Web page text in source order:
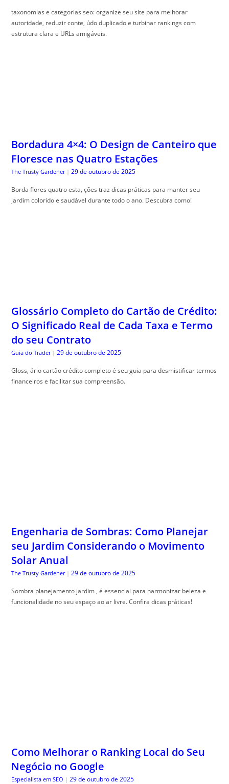
taxonomias e categorias seo: organize seu site para melhorar
autoridade, reduzir conte, údo duplicado e turbinar rankings com
estrutura clara e URLs amigáveis.
Bordadura 4×4: O Design de Canteiro que
Floresce nas Quatro Estações
The Trusty Gardener | 29 de outubro de 2025
Borda flores quatro esta, ções traz dicas práticas para manter seu
jardim colorido e saudável durante todo o ano. Descubra como!
Glossário Completo do Cartão de Crédito:
O Significado Real de Cada Taxa e Termo
do seu Contrato
Guia do Trader | 29 de outubro de 2025
Gloss, ário cartão crédito completo é seu guia para desmistificar termos
financeiros e facilitar sua compreensão.
Engenharia de Sombras: Como Planejar
seu Jardim Considerando o Movimento
Solar Anual
The Trusty Gardener | 29 de outubro de 2025
Sombra planejamento jardim , é essencial para harmonizar beleza e
funcionalidade no seu espaço ao ar livre. Confira dicas práticas!
Como Melhorar o Ranking Local do Seu
Negócio no Google
Especialista em SEO | 29 de outubro de 2025